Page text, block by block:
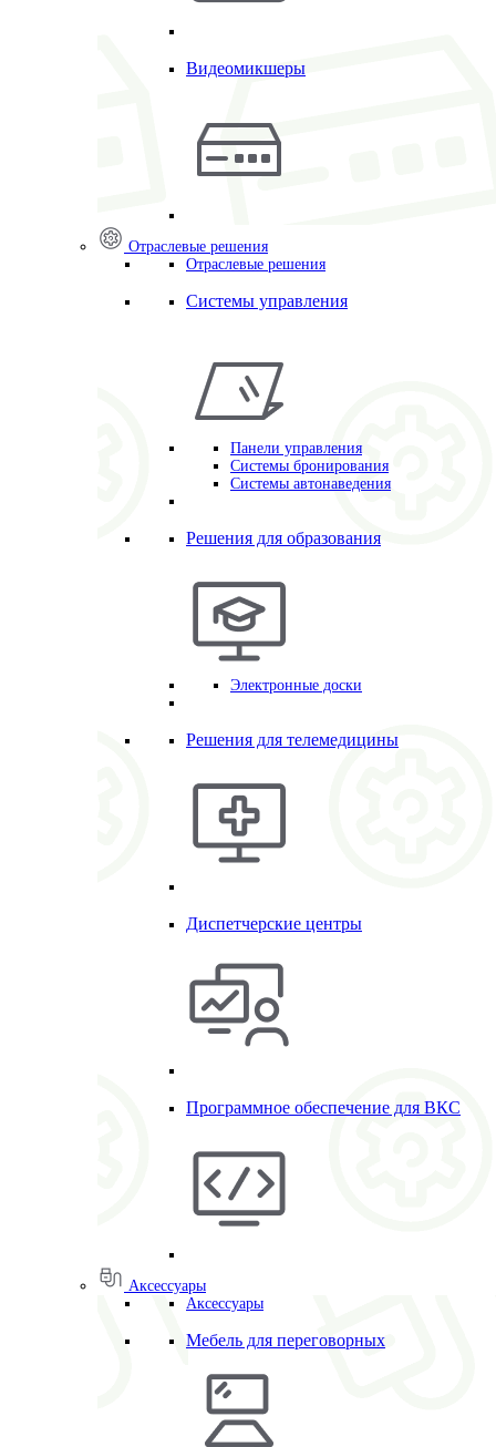
Видеомикшеры
Отраслевые решения
Отраслевые решения
Системы управления
Панели управления
Системы бронирования
Системы автонаведения
Решения для образования
Электронные доски
Решения для телемедицины
Диспетчерские центры
Программное обеспечение для ВКС
Аксессуары
Аксессуары
Мебель для переговорных